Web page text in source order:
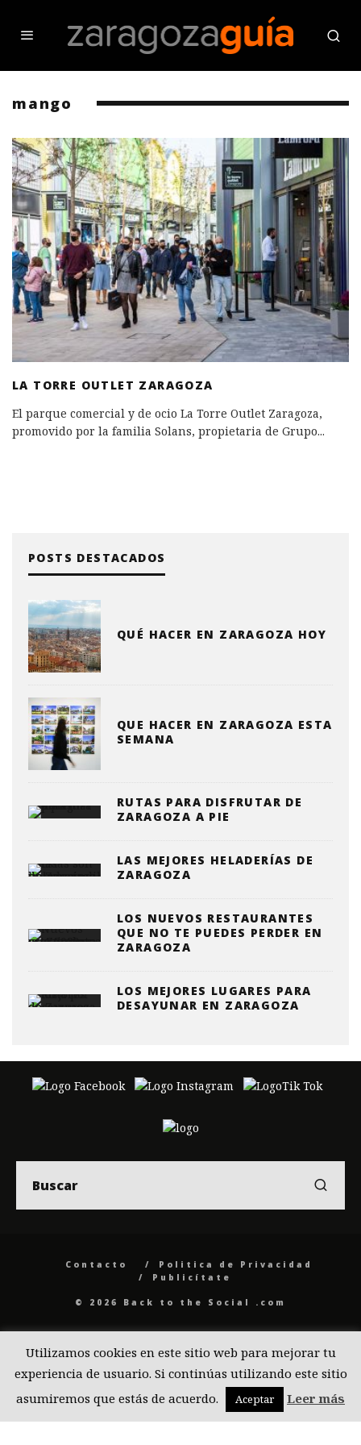
mango
LA TORRE OUTLET ZARAGOZA
El parque comercial y de ocio La Torre Outlet Zaragoza,
promovido por la familia Solans, propietaria de Grupo...
POSTS DESTACADOS
QUÉ HACER EN ZARAGOZA HOY
QUE HACER EN ZARAGOZA ESTA
SEMANA
RUTAS PARA DISFRUTAR DE
ZARAGOZA A PIE
LAS MEJORES HELADERÍAS DE
ZARAGOZA
LOS NUEVOS RESTAURANTES
QUE NO TE PUEDES PERDER EN
ZARAGOZA
LOS MEJORES LUGARES PARA
DESAYUNAR EN ZARAGOZA
Contacto
Politica de Privacidad
Publicítate
© 2026 Back to the Social .com
Utilizamos cookies en este sitio web para mejorar tu
experiencia de usuario. Si continúas utilizando este sitio
asumiremos que estás de acuerdo.
Aceptar Leer más